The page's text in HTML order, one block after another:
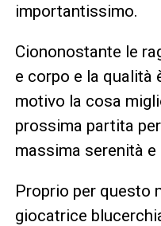
importantissimo.
Ciononostante le
e corpo e la qualità
motivo la cosa
prossima partita
massima serenità
Proprio per questo
giocatrice